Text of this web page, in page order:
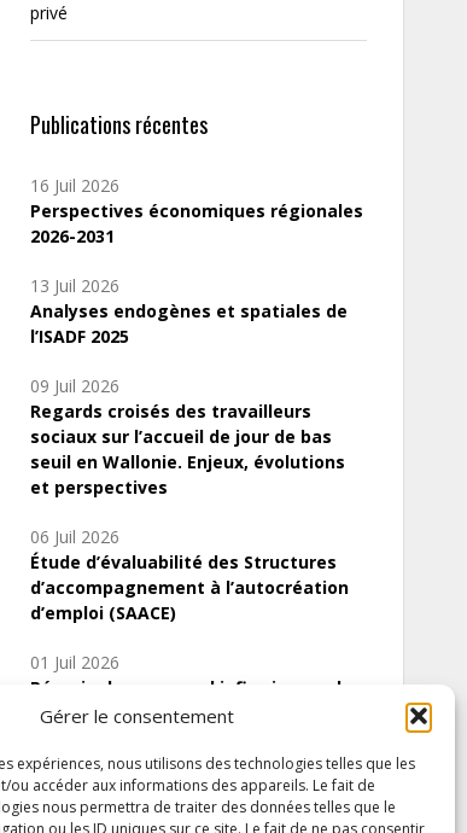
Gérer le consentement
expériences, nous utilisons des technologies telles que les
ou accéder aux informations des appareils. Le fait de
nous permettra de traiter des données telles que le
ou les ID uniques sur ce site. Le fait de ne pas consentir
privé
Publications récentes
16 Juil 2026
Perspectives économiques régionales
2026-2031
13 Juil 2026
Analyses endogènes et spatiales de
l’ISADF 2025
09 Juil 2026
Regards croisés des travailleurs
sociaux sur l’accueil de jour de bas
seuil en Wallonie. Enjeux, évolutions
et perspectives
06 Juil 2026
Étude d’évaluabilité des Structures
d’accompagnement à l’autocréation
d’emploi (SAACE)
01 Juil 2026
Pénurie du personnel infirmier :quels
indicateurs d’offre de soins pour